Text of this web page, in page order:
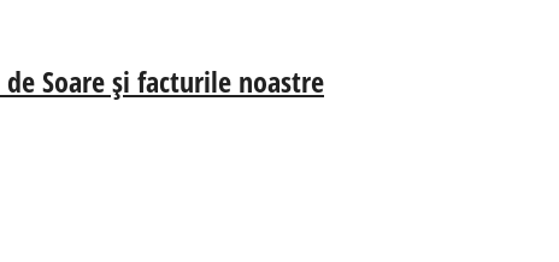
Soare și facturile noastre